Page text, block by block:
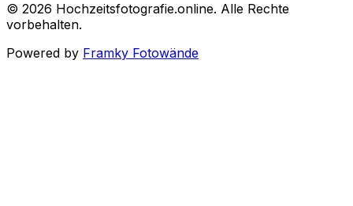
© 2026 Hochzeitsfotografie.online. Alle Rechte
vorbehalten.
Powered by Framky Fotowände